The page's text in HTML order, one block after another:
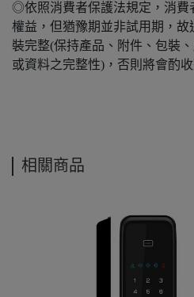
◎依照消費者保護法規定，消費
權益，但猶豫期並非試用期，
裝完整(保持產品、附件、包裝
或資料之完整性)，否則將會酌收
相關商品